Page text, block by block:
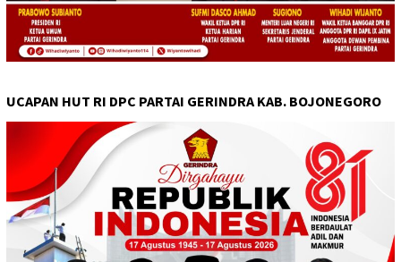
UCAPAN HUT RI DPC PARTAI GERINDRA KAB. BOJONEGORO